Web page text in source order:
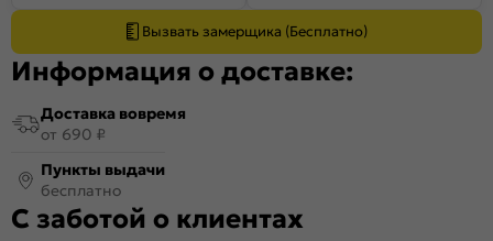
Вызвать замерщика (Бесплатно)
Информация о доставке:
Доставка вовремя
от 690 ₽
Пункты выдачи
бесплатно
С заботой о клиентах